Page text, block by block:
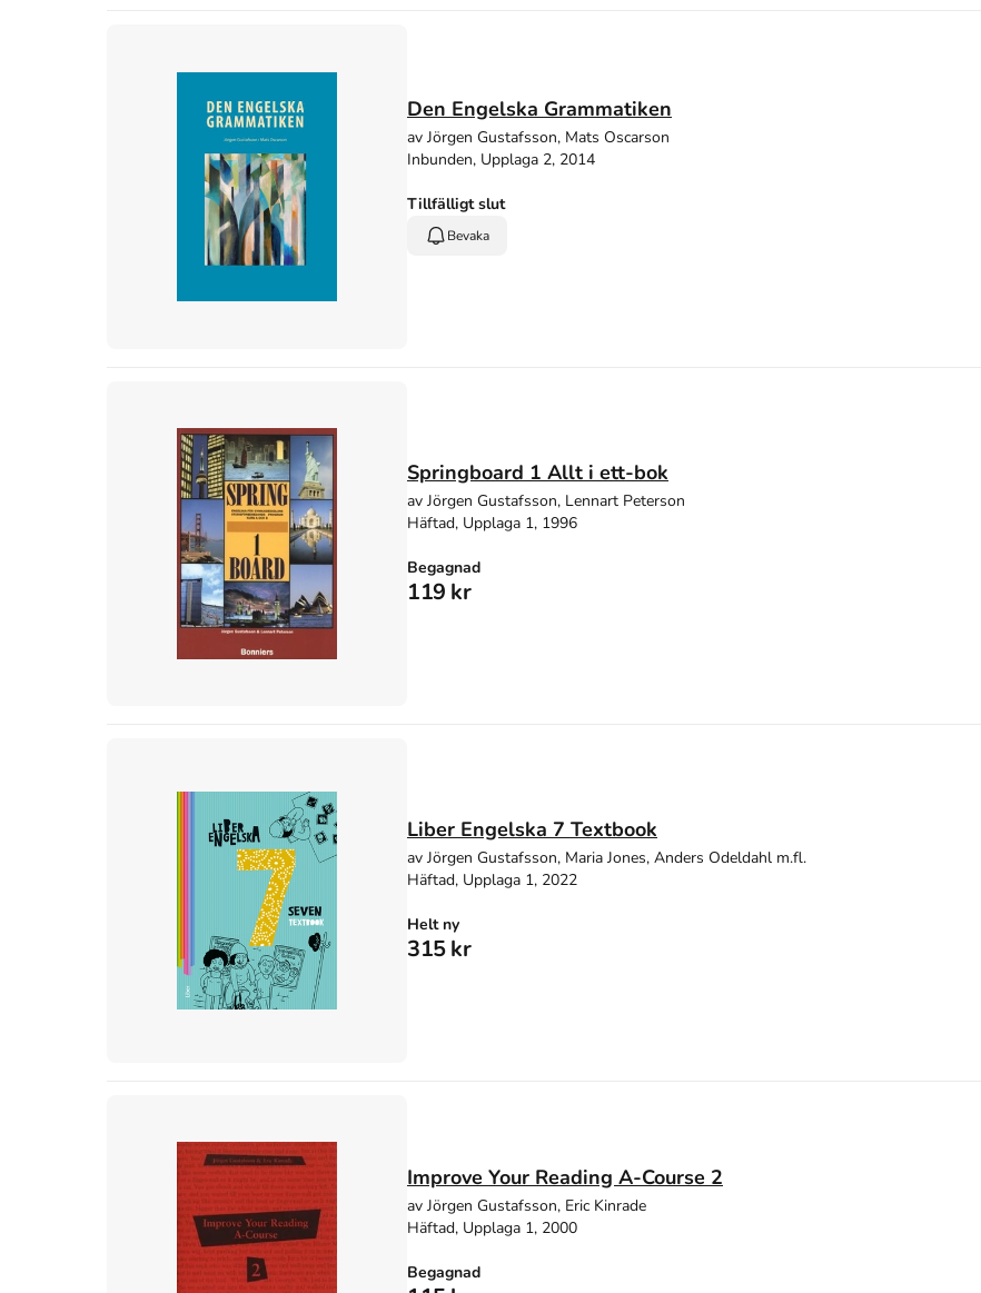
Den Engelska Grammatiken
av Jörgen Gustafsson, Mats Oscarson
Inbunden, Upplaga 2, 2014
Tillfälligt slut
Bevaka
Springboard 1 Allt i ett-bok
av Jörgen Gustafsson, Lennart Peterson
Häftad, Upplaga 1, 1996
Begagnad
119 kr
Liber Engelska 7 Textbook
av Jörgen Gustafsson, Maria Jones, Anders Odeldahl m.fl.
Häftad, Upplaga 1, 2022
Helt ny
315 kr
Improve Your Reading A-Course 2
av Jörgen Gustafsson, Eric Kinrade
Häftad, Upplaga 1, 2000
Begagnad